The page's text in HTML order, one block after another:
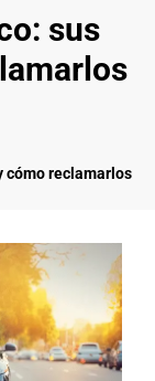
sus
cómo reclamarlos